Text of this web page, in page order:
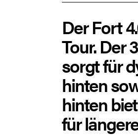
Der Fort
Tour. Der
sorgt für
hinten
hinten
für